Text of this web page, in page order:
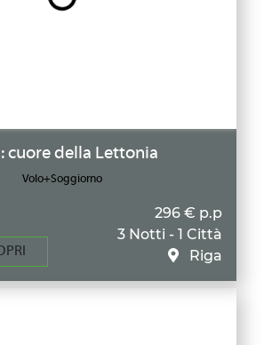
cuore della Lettonia
Volo+Soggiorno
296 € p.p
3 Notti - 1 Città
Riga